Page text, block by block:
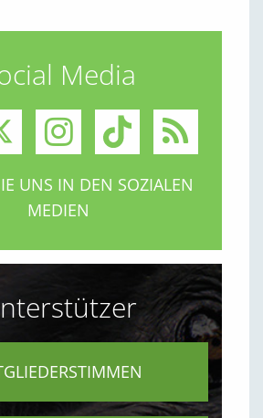
Media
UNS IN DEN SOZIALEN
MEDIEN